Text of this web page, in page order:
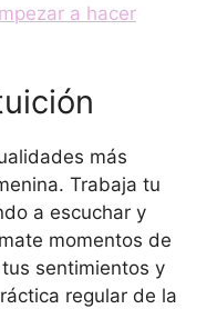
a hacer
más
Trabaja tu
a escuchar y
momentos de
sentimientos y
regular de la